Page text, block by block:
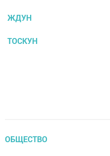
ЖДУН
ТОСКУН
ОБЩЕСТВО